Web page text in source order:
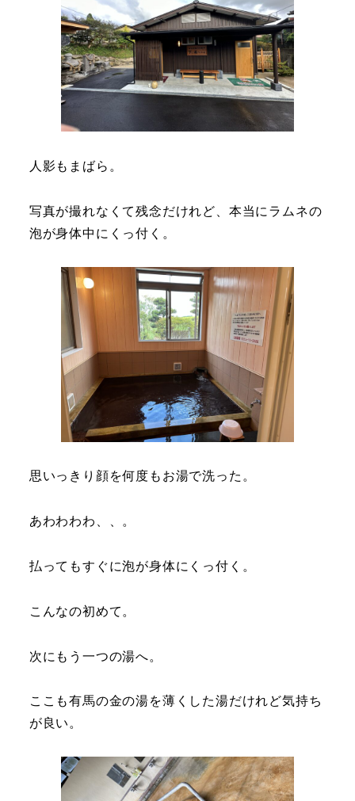
人影もまばら。
写真が撮れなくて残念だけれど、本当にラムネの
泡が身体中にくっ付く。
思いっきり顔を何度もお湯で洗った。
あわわわわ、、。
払ってもすぐに泡が身体にくっ付く。
こんなの初めて。
次にもう一つの湯へ。
ここも有馬の金の湯を薄くした湯だけれど気持ち
が良い。